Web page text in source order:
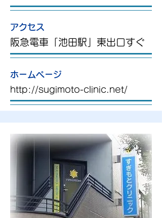
アクセス
阪急電車「池田駅」東出口すぐ
ホームページ
http://sugimoto-clinic.net/